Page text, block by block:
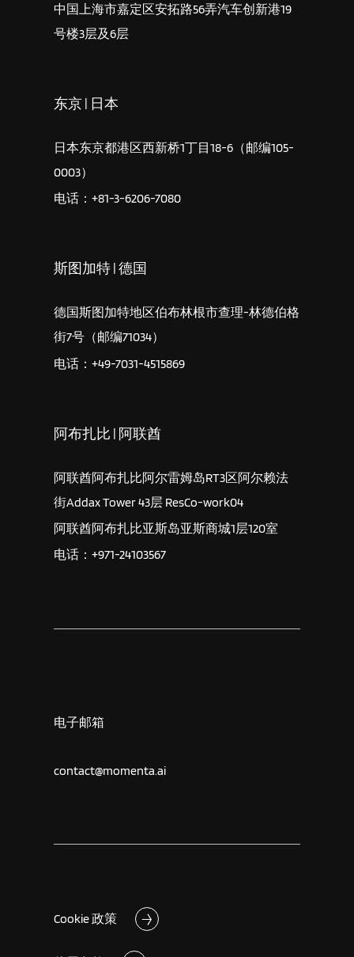
中国上海市嘉定区安拓路56弄汽车创新港19
号楼3层及6层
东京 | 日本
日本东京都港区西新桥1丁目18-6（邮编105-
0003）
电话：+81-3-6206-7080
斯图加特 | 德国
德国斯图加特地区伯布林根市查理-林德伯格
街7号（邮编71034）
电话：+49-7031-4515869
阿布扎比 | 阿联酋
阿联酋阿布扎比阿尔雷姆岛RT3区阿尔赖法
街Addax Tower 43层 ResCo-work04
阿联酋阿布扎比亚斯岛亚斯商城1层120室
电话：+971-24103567
电子邮箱
contact@momenta.ai
Cookie 政策